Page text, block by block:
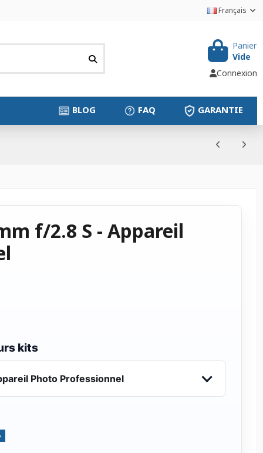
Français
Panier
Vide
Connexion
GARANTIE
FAQ
BLOG
f/2.8 S - Appareil
kits
Photo Professionnel